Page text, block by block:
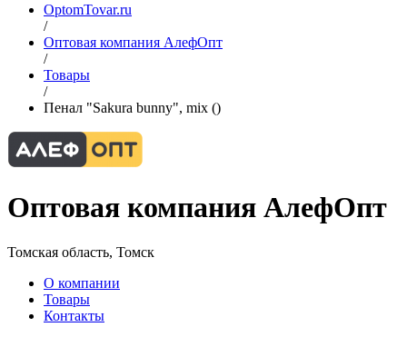
OptomTovar.ru
/
Оптовая компания АлефОпт
/
Товары
/
Пенал "Sakura bunny", mix ()
Оптовая компания АлефОпт
Томская область, Томск
О компании
Товары
Контакты